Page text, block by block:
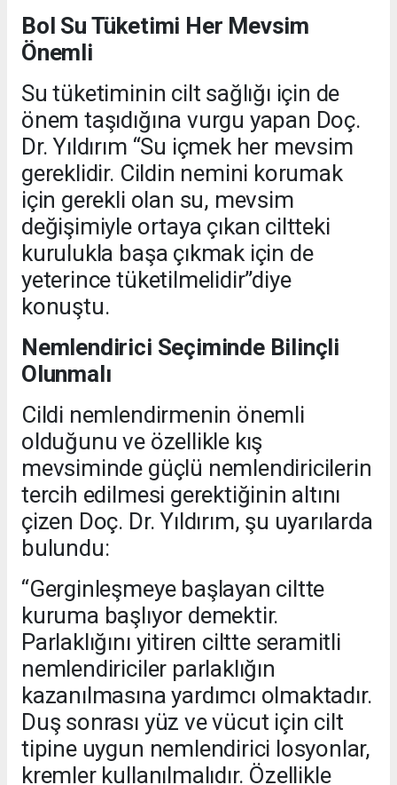
Bol Su Tüketimi Her Mevsim
Önemli
Su tüketiminin cilt sağlığı için de
önem taşıdığına vurgu yapan Doç.
Dr. Yıldırım “Su içmek her mevsim
gereklidir. Cildin nemini korumak
için gerekli olan su, mevsim
değişimiyle ortaya çıkan ciltteki
kurulukla başa çıkmak için de
yeterince tüketilmelidir”diye
konuştu.
Nemlendirici Seçiminde Bilinçli
Olunmalı
Cildi nemlendirmenin önemli
olduğunu ve özellikle kış
mevsiminde güçlü nemlendiricilerin
tercih edilmesi gerektiğinin altını
çizen Doç. Dr. Yıldırım, şu uyarılarda
bulundu:
“Gerginleşmeye başlayan ciltte
kuruma başlıyor demektir.
Parlaklığını yitiren ciltte seramitli
nemlendiriciler parlaklığın
kazanılmasına yardımcı olmaktadır.
Duş sonrası yüz ve vücut için cilt
tipine uygun nemlendirici losyonlar,
kremler kullanılmalıdır. Özellikle